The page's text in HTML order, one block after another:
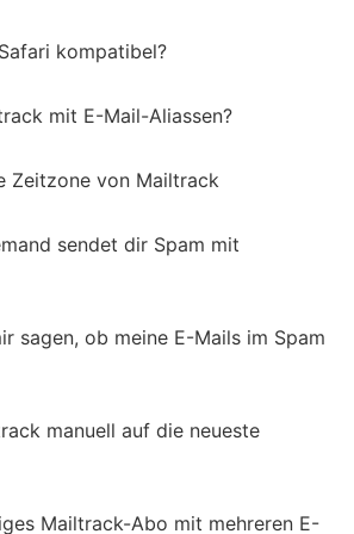
kompatibel?
mit E-Mail-Aliassen?
Zeitzone von Mailtrack
sendet dir Spam mit
sagen, ob meine E-Mails im Spam
manuell auf die neueste
Mailtrack-Abo mit mehreren E-